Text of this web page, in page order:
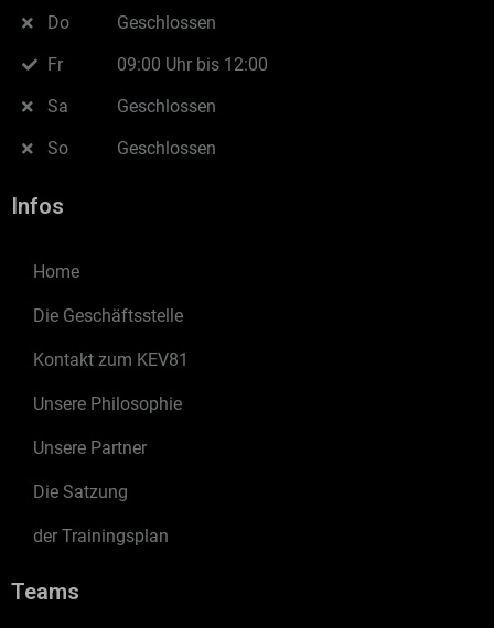
Do
Fr
Sa
So
Geschlossen
09:00 Uhr bis 12:00
Geschlossen
Geschlossen
Infos
Home
Die Geschäftsstelle
Kontakt zum KEV81
Unsere Philosophie
Unsere Partner
Die Satzung
der Trainingsplan
Teams